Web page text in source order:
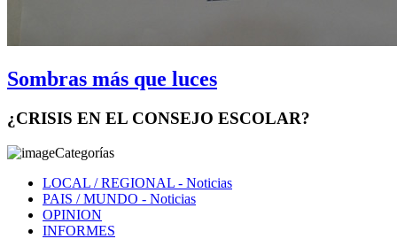
Sombras más que luces
¿CRISIS EN EL CONSEJO ESCOLAR?
Categorías
LOCAL / REGIONAL - Noticias
PAIS / MUNDO - Noticias
OPINION
INFORMES